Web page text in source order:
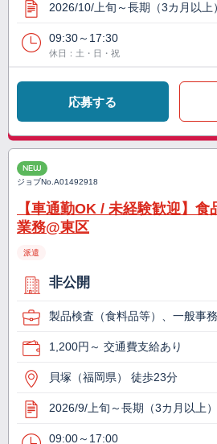
2026/10/上旬～長期（3カ月以上）
09:30～17:30
休日：土・日・祝
応募する
NEW
ジョブNo.A01492918
【車通勤OK / 未経験歓迎】
業務@東区
派遣
非公開
製品検査（食料品等）、一般事務
1,200円～ 交通費支給あり
貝塚（福岡県） 徒歩23分
2026/9/上旬～長期（3カ月以上）
09:00～17:00